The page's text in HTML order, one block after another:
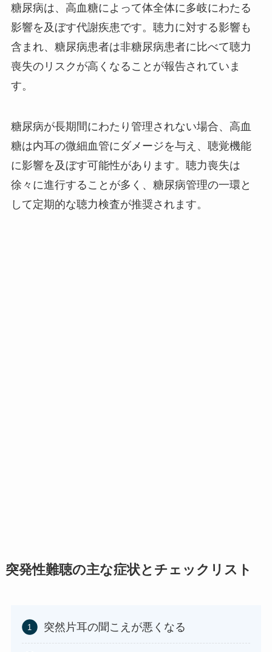
糖尿病は、高血糖によって体全体に多岐にわたる
影響を及ぼす代謝疾患です。聴力に対する影響も
含まれ、糖尿病患者は非糖尿病患者に比べて聴力
喪失のリスクが高くなることが報告されていま
す。
糖尿病が長期間にわたり管理されない場合、高血
糖は内耳の微細血管にダメージを与え、聴覚機能
に影響を及ぼす可能性があります。聴力喪失は
徐々に進行することが多く、糖尿病管理の一環と
して定期的な聴力検査が推奨されます。
突発性難聴の主な症状とチェックリスト
突然片耳の聞こえが悪くなる